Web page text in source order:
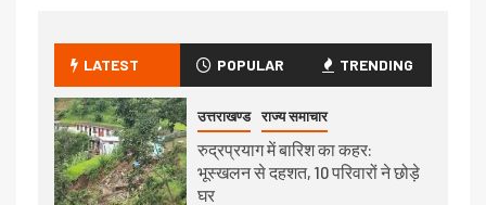
LATEST POPULAR TRENDING
उत्तराखण्ड राज्य समाचार
रुद्रप्रयाग में बारिश का कहर:
भूस्खलन से दहशत, 10 परिवारों ने छोड़े
घर